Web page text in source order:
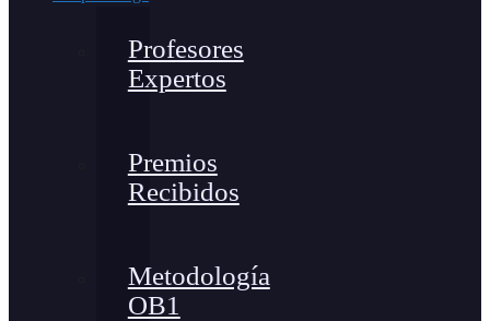
Profesores
Expertos
Premios
Recibidos
Metodología
OB1